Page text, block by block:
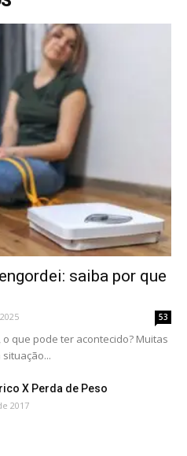
saiba por que
53
o que pode ter acontecido? Muitas
X Perda de Peso
2017